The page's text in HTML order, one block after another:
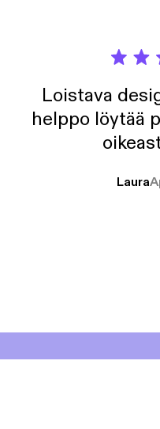
Loistava
helppo löytää
Laura